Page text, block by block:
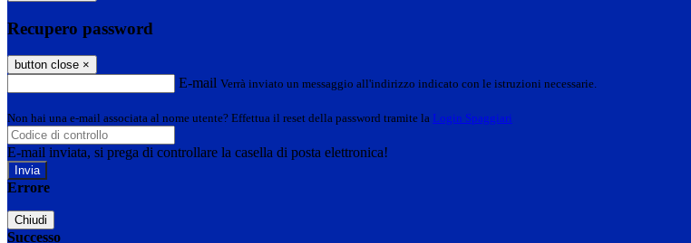
Recupero password
button close ×
E-mail Verrà inviato un messaggio all'indirizzo indicato con le istruzioni necessarie.
Non hai una e-mail associata al nome utente? Effettua il reset della password tramite la Login Spaggiari
E-mail inviata, si prega di controllare la casella di posta elettronica!
Errore
Chiudi
Successo